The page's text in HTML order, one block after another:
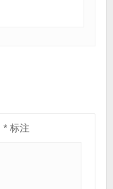
*标注